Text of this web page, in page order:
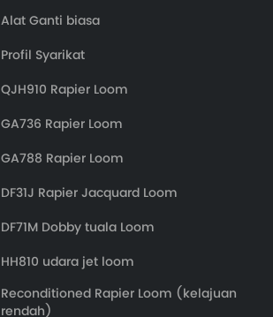
Alat Ganti biasa
Profil Syarikat
QJH910 Rapier Loom
GA736 Rapier Loom
GA788 Rapier Loom
DF31J Rapier Jacquard Loom
DF71M Dobby tuala Loom
HH810 udara jet loom
Reconditioned Rapier Loom (kelajuan
rendah)